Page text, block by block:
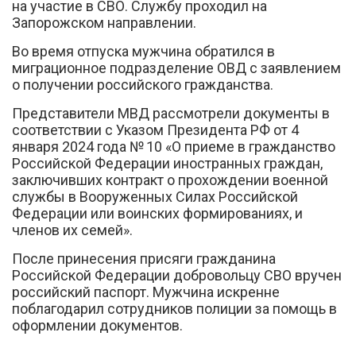
на участие в СВО. Службу проходил на
Запорожском направлении.
Во время отпуска мужчина обратился в
миграционное подразделение ОВД с заявлением
о получении российского гражданства.
Представители МВД рассмотрели документы в
соответствии с Указом Президента РФ от 4
января 2024 года № 10 «О приеме в гражданство
Российской Федерации иностранных граждан,
заключивших контракт о прохождении военной
службы в Вооруженных Силах Российской
Федерации или воинских формированиях, и
членов их семей».
После принесения присяги гражданина
Российской Федерации добровольцу СВО вручен
российский паспорт. Мужчина искренне
поблагодарил сотрудников полиции за помощь в
оформлении документов.